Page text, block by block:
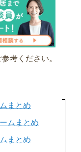
参考ください。
まとめ
ムまとめ
まとめ